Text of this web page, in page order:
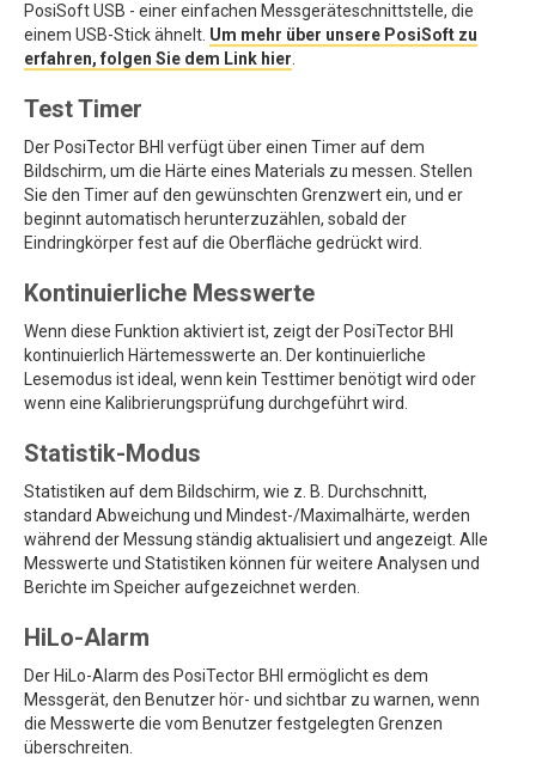
PosiSoft USB - einer einfachen Messgeräteschnittstelle, die
einem USB-Stick ähnelt. Um mehr über unsere PosiSoft zu
erfahren, folgen Sie dem Link hier
Test Timer
Der PosiTector BHI verfügt über einen Timer auf dem
Bildschirm, um die Härte eines Materials zu messen. Stellen
Sie den Timer auf den gewünschten Grenzwert ein, und er
beginnt automatisch herunterzuzählen, sobald der
Eindringkörper fest auf die Oberfläche gedrückt wird.
Kontinuierliche Messwerte
Wenn diese Funktion aktiviert ist, zeigt der PosiTector BHI
kontinuierlich Härtemesswerte an. Der kontinuierliche
Lesemodus ist ideal, wenn kein Testtimer benötigt wird oder
wenn eine Kalibrierungsprüfung durchgeführt wird.
Statistik-Modus
Statistiken auf dem Bildschirm, wie z. B. Durchschnitt,
standard Abweichung und Mindest-/Maximalhärte, werden
während der Messung ständig aktualisiert und angezeigt. Alle
Messwerte und Statistiken können für weitere Analysen und
Berichte im Speicher aufgezeichnet werden.
HiLo-Alarm
Der HiLo-Alarm des PosiTector BHI ermöglicht es dem
Messgerät, den Benutzer hör- und sichtbar zu warnen, wenn
die Messwerte die vom Benutzer festgelegten Grenzen
überschreiten.